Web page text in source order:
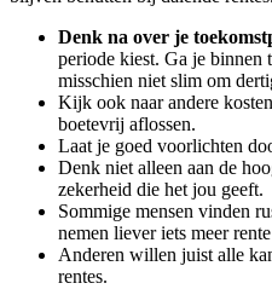
Denk na over je
periode kiest. Ga je binnen
misschien niet slim om
Kijk ook naar andere
boetevrij aflossen.
Laat je goed voorlichten
Denk niet alleen aan de
zekerheid die het jou geeft.
Sommige mensen vinden
nemen liever iets meer
Anderen willen juist alle
rentes.